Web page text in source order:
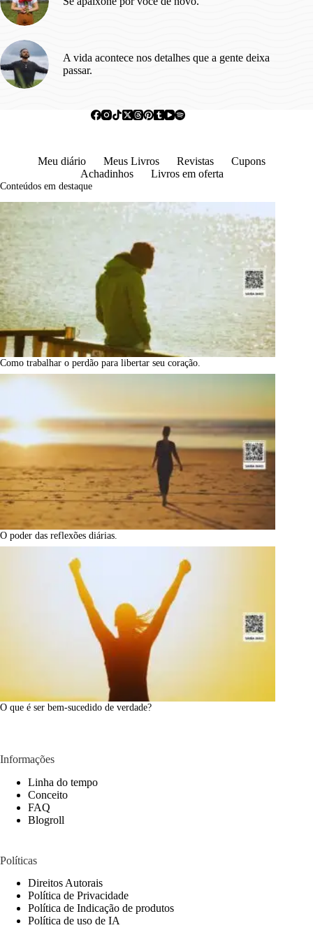
A vida acontece nos detalhes que a gente deixa
passar.
Meu diário Meus Livros Revistas
Cupons
Achadinhos
Livros em oferta
Conteúdos em destaque
Como trabalhar o perdão para libertar seu coração.
O poder das reflexões diárias.
O que é ser bem-sucedido de verdade?
Informações
Linha do tempo
Conceito
FAQ
Blogroll
Políticas
Direitos Autorais
Política de Privacidade
Política de Indicação de produtos
Política de uso de IA